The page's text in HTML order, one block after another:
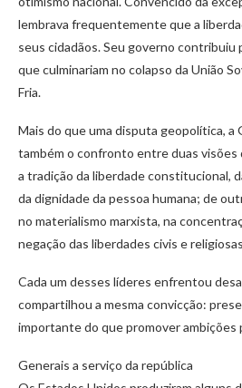
lembrava frequentemente que a
seus cidadãos. Seu governo contribuiu
que culminariam no colapso da União
Fria.
Mais do que uma disputa geopolítica, a
também o confronto entre duas visões
a tradição da liberdade constitucional,
da dignidade da pessoa humana; de
no materialismo marxista, na
negação das liberdades civis e
Cada um desses líderes enfrentou
compartilhou a mesma convicção:
importante do que promover ambições
Generais a serviço da república